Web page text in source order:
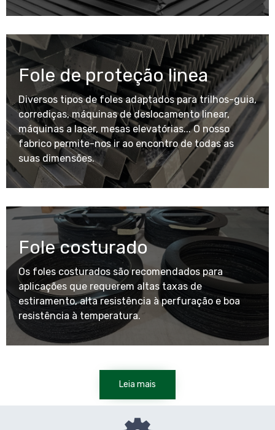
Fole de proteção linea
Diversos tipos de foles adaptados para trilhos-guia,
corrediças, máquinas de deslocamento linear,
máquinas a laser, mesas elevatórias... O nosso
fabrico permite-nos ir ao encontro de todas as
suas dimensões.
Fole costurado
Os foles costurados são recomendados para
aplicações que requerem altas taxas de
estiramento, alta resistência à perfuração e boa
resistência à temperatura.
Leia mais